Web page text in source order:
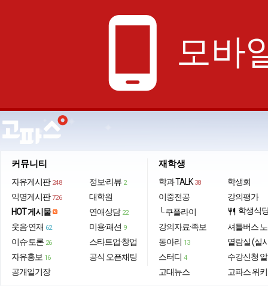
phone_android 모바
커뮤니티
자유게시판 248
익명게시판 726
HOT 게시물
웃음·연재 62
이슈·토론 26
자유홍보 16
공개일기장
정보·리뷰 2
대학원
연애상담 22
미용·패션 9
스타트업·창업
공식 오픈채팅
재학생
학과 TALK 38
이중전공
└ 쿠플라이
강의자료·족보
동아리 13
스터디 4
고대뉴스
학생회
강의평가
restaurant 학생식
셔틀버스
열람실 (실
수강신청
고파스 위키